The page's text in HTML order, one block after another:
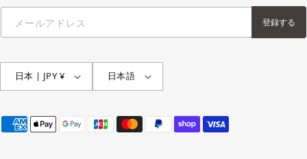
メールアドレス 登録する
日本 | JPY ¥ 日本語
決